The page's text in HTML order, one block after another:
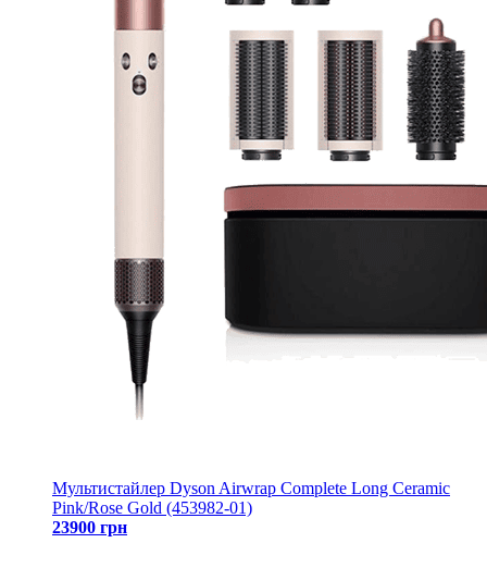
Мультистайлер Dyson Airwrap Complete Long Ceramic
Pink/Rose Gold (453982-01)
23900 грн